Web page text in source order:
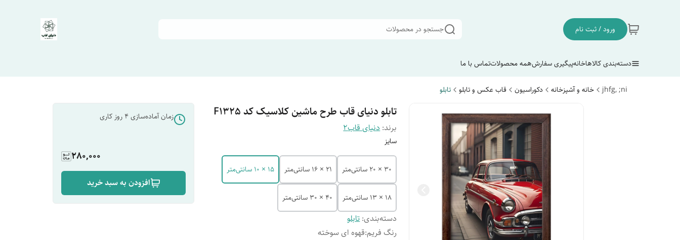
ورود / ثبت نام جستجو در محصولات
دسته‌بندی کالاهاخانهپیگیری سفارشهمه محصولاتتماس با ما
jhfg, ;ni خانه و آشپزخانه دکوراسیون قاب عکس و تابلو تابلو
تابلو دنیای قاب طرح ماشین کلاسیک کد F1325
برند:دنیای قاب2
سایز
30 × 20 سانتی‌متر 21 × 16 سانتی‌متر 15 × 10 سانتی‌متر
18 × 13 سانتی‌متر 40 × 30 سانتی‌متر
دسته‌بندی:تابلو
رنگ فریم:قهوه ای سوخته
زمان آماده‌سازی4 روز کاری
280,000
افزودن به سبد خرید